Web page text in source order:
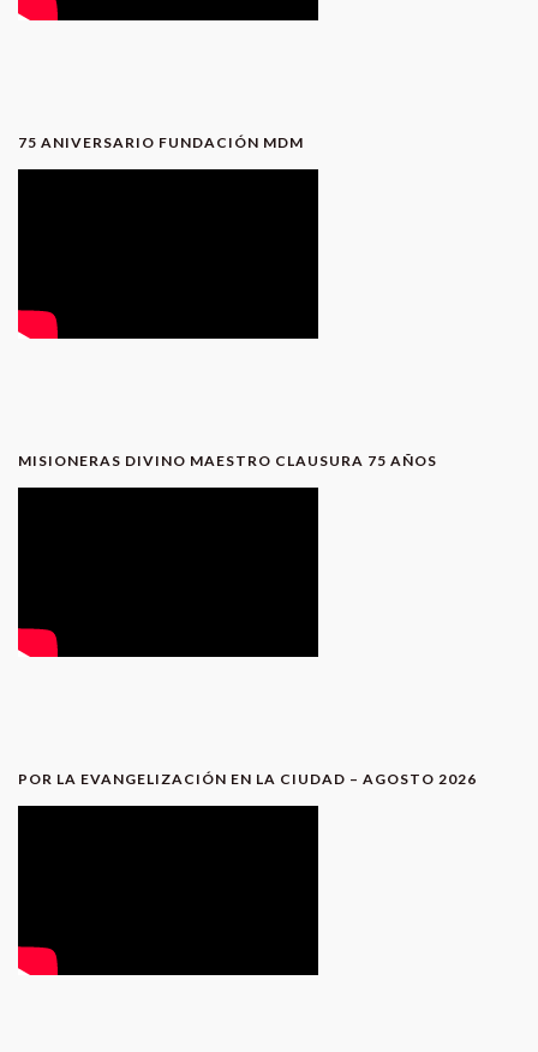
75 ANIVERSARIO FUNDACIÓN MDM
MISIONERAS DIVINO MAESTRO CLAUSURA 75 AÑOS
POR LA EVANGELIZACIÓN EN LA CIUDAD – AGOSTO 2026